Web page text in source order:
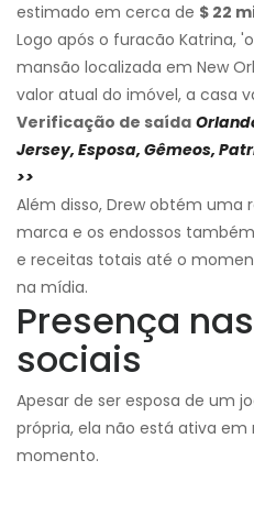
estimado em cerca de $ 22
Logo após o furacão Katrina,
mansão localizada em New
valor atual do imóvel, a casa
Verificação de saída
Jersey, Esposa, Gêmeos,
>>
Além disso, Drew obtém uma
marca e os endossos
e receitas totais até o
na mídia.
Presença
sociais
Apesar de ser esposa de um
própria, ela não está ativa
momento.